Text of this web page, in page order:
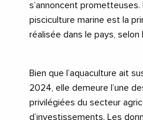
s’annoncent
pisciculture marine est la
réalisée dans le pays,
Bien que l’aquaculture ait
2024, elle demeure l’une
privilégiées du secteur
d’investissements. Les